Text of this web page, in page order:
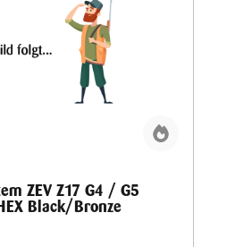
ZEV Z17 G4 / G5
Black/Bronze